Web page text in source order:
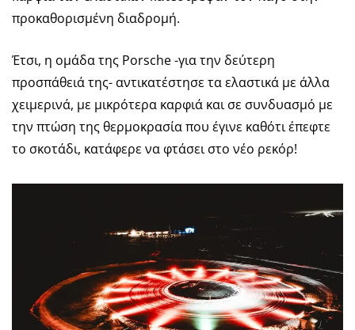
προκαθορισμένη διαδρομή.
Έτσι, η ομάδα της Porsche -για την δεύτερη
προσπάθειά της- αντικατέστησε τα ελαστικά με άλλα
χειμερινά, με μικρότερα καρφιά και σε συνδυασμό με
την πτώση της θερμοκρασία που έγινε καθότι έπεφτε
το σκοτάδι, κατάφερε να φτάσει στο νέο ρεκόρ!